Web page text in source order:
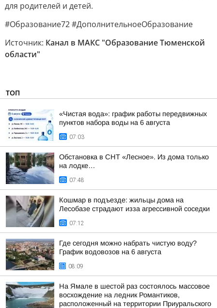
для родителей и детей.
#Образование72 #ДополнительноеОбразование
Источник: Канал в МАКС "Образование Тюменской
области"
ТОП
«Чистая вода»: график работы передвижных
пунктов набора воды на 6 августа
07:03
Обстановка в СНТ «Лесное». Из дома только
на лодке…
07:48
Кошмар в подъезде: жильцы дома на
Лесобазе страдают изза агрессивной соседки
07:12
Где сегодня можно набрать чистую воду?
График водовозов на 6 августа
08:09
На Ямале в шестой раз состоялось массовое
восхождение на ледник Романтиков,
расположенный на территории Приуральского